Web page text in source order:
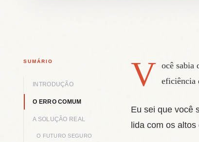
SUMÁRIO
INTRODUÇÃO
O ERRO COMUM
A SOLUÇÃO REAL
O FUTURO SEGURO
V ocê sabia
eficiência
Eu sei que você
lida com os